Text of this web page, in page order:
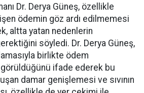
Dr. Derya Güneş, özellikle
ödemin göz ardı edilmemesi
altta yatan nedenlerin
söyledi. Dr. Derya Güneş,
birlikte ödem
ifade ederek bu
damar genişlemesi ve sıvının